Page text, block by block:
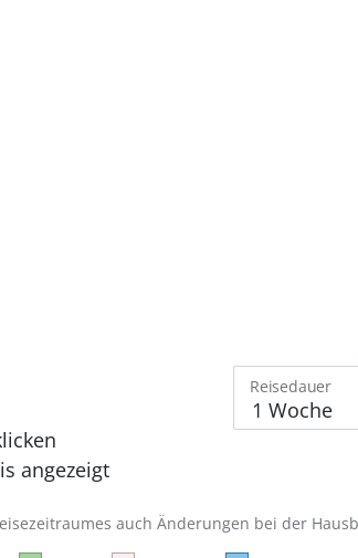
angezeigt
Reisedauer
auch Änderungen bei der